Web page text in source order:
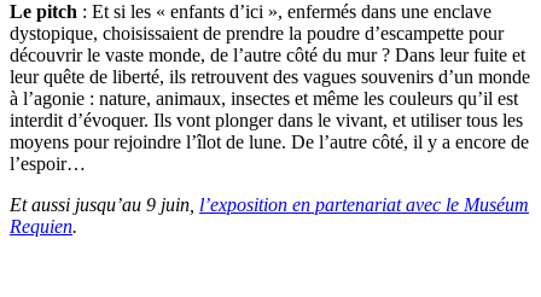
Le pitch : Et si les « enfants d’ici », enfermés dans une enclave
dystopique, choisissaient de prendre la poudre d’escampette pour
découvrir le vaste monde, de l’autre côté du mur ? Dans leur fuite et
leur quête de liberté, ils retrouvent des vagues souvenirs d’un monde
à l’agonie : nature, animaux, insectes et même les couleurs qu’il est
interdit d’évoquer. Ils vont plonger dans le vivant, et utiliser tous les
moyens pour rejoindre l’îlot de lune. De l’autre côté, il y a encore de
l’espoir…
Et aussi jusqu’au 9 juin, l’exposition en partenariat avec le Muséum
Requien.